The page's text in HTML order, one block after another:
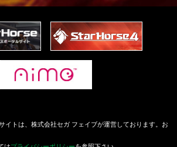
イトは、株式会社セガ フェイブが運営しております。お